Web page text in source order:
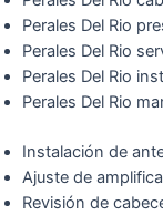
Perales Del Rio
Perales Del Rio
Perales Del Rio
Perales Del Rio
Instalación de
Ajuste de
Revisión de